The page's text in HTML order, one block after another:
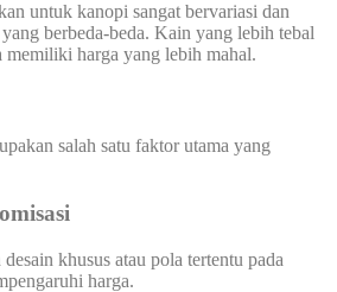
untuk kanopi sangat bervariasi dan
berbeda-beda. Kain yang lebih tebal
memiliki harga yang lebih mahal.
salah satu faktor utama yang
khusus atau pola tertentu pada
harga.